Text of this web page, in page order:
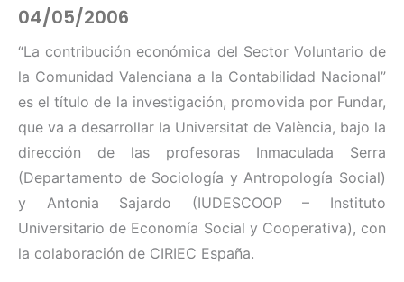
04/05/2006
“La contribución económica del Sector Voluntario de
la Comunidad Valenciana a la Contabilidad Nacional”
es el título de la investigación, promovida por Fundar,
que va a desarrollar la Universitat de València, bajo la
dirección de las profesoras Inmaculada Serra
(Departamento de Sociología y Antropología Social)
y Antonia Sajardo (IUDESCOOP – Instituto
Universitario de Economía Social y Cooperativa), con
la colaboración de CIRIEC España.